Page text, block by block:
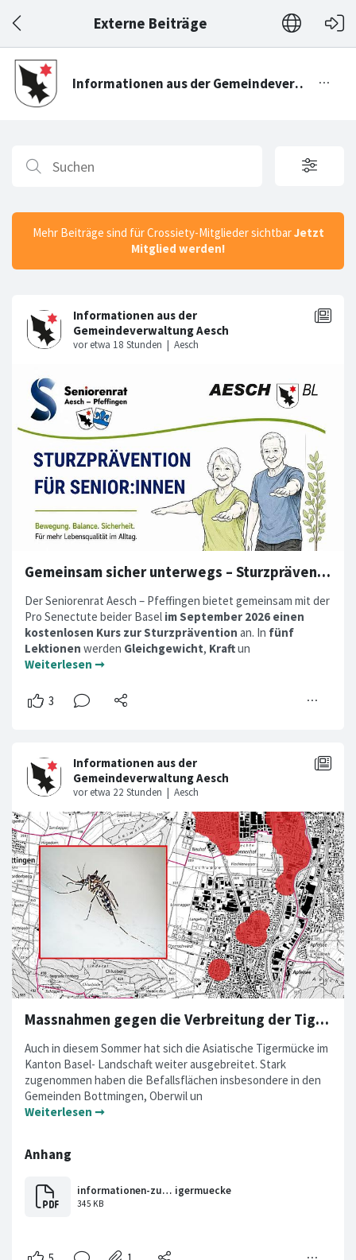
Externe Beiträge
Mehr Beiträge sind für Crossiety-Mitglieder sichtbarJetzt
Mitglied werden!
Gemeinsam sicher unterwegs – Sturzprävention für Seniorinnen und Senioren
Der Seniorenrat Aesch – Pfeffingen bietet gemeinsam mit der
Pro Senectute beider Basel im September 2026 einen
kostenlosen Kurs zur Sturzprävention an. In fünf
Lektionen werden Gleichgewicht, Kraftun
Weiterlesen ➞
Massnahmen gegen die Verbreitung der Tigermücke
Auch in diesem Sommer hat sich die Asiatische Tigermücke im
Kanton Basel- Landschaft weiter ausgebreitet. Stark
zugenommen haben die Befallsflächen insbesondere in den
Gemeinden Bottmingen, Oberwil un
Weiterlesen ➞